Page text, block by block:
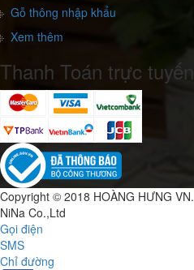
Gỗ thông nhập khẩu
Xem thêm
Thanh Toán trực tuyến
Copyright © 2018 HOÀNG HƯNG VN.
NiNa Co.,Ltd
Gọi điện
SMS
Chỉ đường